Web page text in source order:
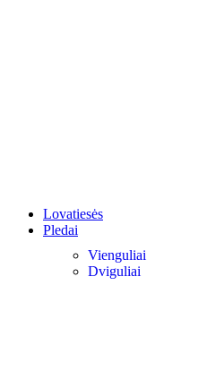
Lovatiesės
Pledai
Vienguliai
Dviguliai